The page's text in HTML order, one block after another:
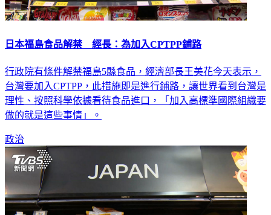
行政院有條件解禁福島5縣食品，經濟部長王美花今天表示，
台灣要加入CPTPP，此措施即是進行鋪路，讓世界看到台灣是
理性、按照科學依據看待食品進口，「加入高標準國際組織要
政治